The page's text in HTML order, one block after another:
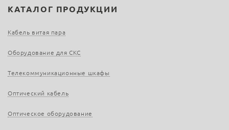
КАТАЛОГ ПРОДУКЦИИ
Кабель витая пара
Оборудование для СКС
Телекоммуникационные шкафы
Оптический кабель
Оптическое оборудование